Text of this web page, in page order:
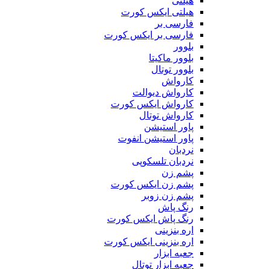
هیلتی ایکس کورت
فارسی بر
فارسی بر ایکس کورت
بلوور
بلوور ماکیتا
بلوور توتال
کارواش
کارواش دیوالت
کارواش ایکس کورت
کارواش توتال
پاور استیشن
پاور استیشن انفوت
نردبان
نردبان تلسکوپی
پشم زن
پشم زن ایکس کورت
پشم زن زوبر
رنگ پاش
رنگ پاش ایکس کورت
اره بنزینی
اره بنزینی ایکس کورت
جعبه ابزار
جعبه ابزار توتال